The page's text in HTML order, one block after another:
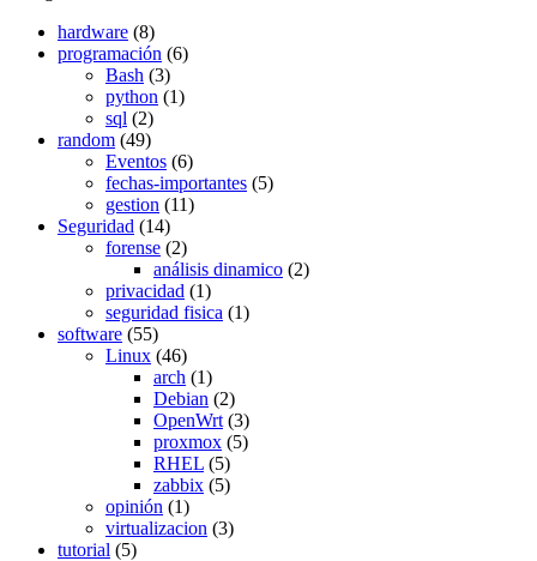
hardware (8)
programación (6)
Bash (3)
python (1)
sql (2)
random (49)
Eventos (6)
fechas-importantes (5)
gestion (11)
Seguridad (14)
forense (2)
análisis dinamico (2)
privacidad (1)
seguridad fisica (1)
software (55)
Linux (46)
arch (1)
Debian (2)
OpenWrt (3)
proxmox (5)
RHEL (5)
zabbix (5)
opinión (1)
virtualizacion (3)
tutorial (5)